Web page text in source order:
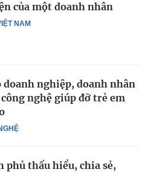
NAM
của một doanh nhân
doanh nghiệp, doanh nhân
nghệ giúp đỡ trẻ em
phủ thấu hiểu, chia sẻ,